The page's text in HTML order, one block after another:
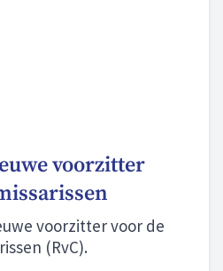
voorzitter
voorzitter voor de
(RvC).